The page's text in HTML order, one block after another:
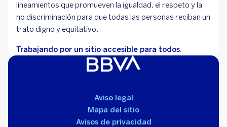
lineamientos que promueven la igualdad, el respeto y la
no discriminación para que todas las personas reciban un
trato digno y equitativo.
Trabajando por un sitio accesible para todos.
Aviso legal
Mapa del sitio
Avisos de privacidad